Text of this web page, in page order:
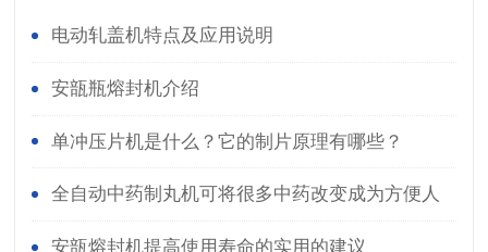
电动轧盖机特点及应用说明
安瓿瓶熔封机介绍
单冲压片机是什么？它的制片原理有哪些？
全自动中药制丸机可将很多中药改变成为方便人
们服用的方式
安瓿熔封机提高使用寿命的实用的建议